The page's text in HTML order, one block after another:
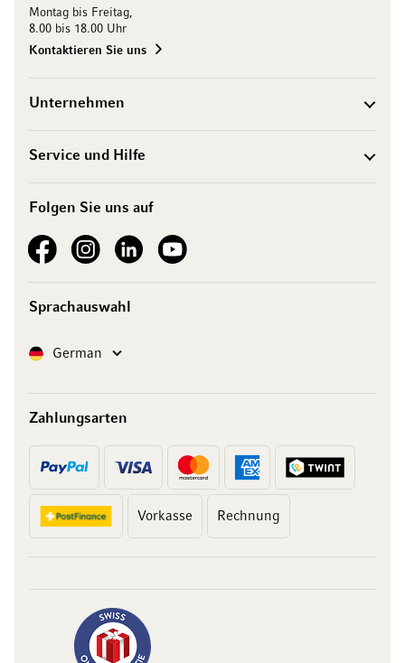
Montag bis Freitag,
8.00 bis 18.00 Uhr
Kontaktieren Sie uns
Unternehmen
Service und Hilfe
Folgen Sie uns auf
See our FacebookSee our Instagram account
See our LinkedInSee our YouTube channel
Sprachauswahl
SpracheGerman
Zahlungsarten
Vorkasse Rechnung
10 Franken
auf Ihren Einkauf